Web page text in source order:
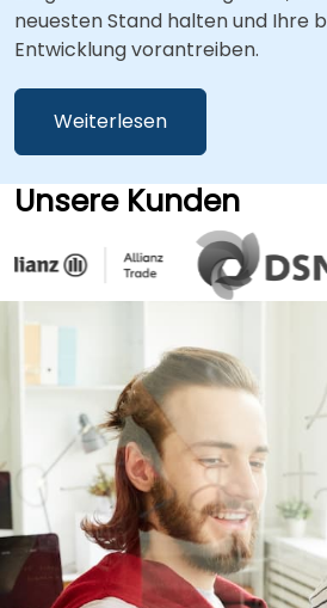
neuesten Stand halten und Ihre
Entwicklung vorantreiben.
Weiterlesen
Unsere Kunden